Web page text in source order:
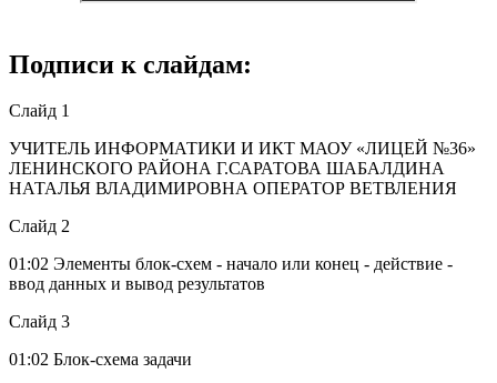
Подписи к слайдам:
Слайд 1
УЧИТЕЛЬ ИНФОРМАТИКИ И ИКТ МАОУ «ЛИЦЕЙ №36»
ЛЕНИНСКОГО РАЙОНА Г.САРАТОВА ШАБАЛДИНА
НАТАЛЬЯ ВЛАДИМИРОВНА ОПЕРАТОР ВЕТВЛЕНИЯ
Слайд 2
01:02 Элементы блок-схем - начало или конец - действие -
ввод данных и вывод результатов
Слайд 3
01:02 Блок-схема задачи